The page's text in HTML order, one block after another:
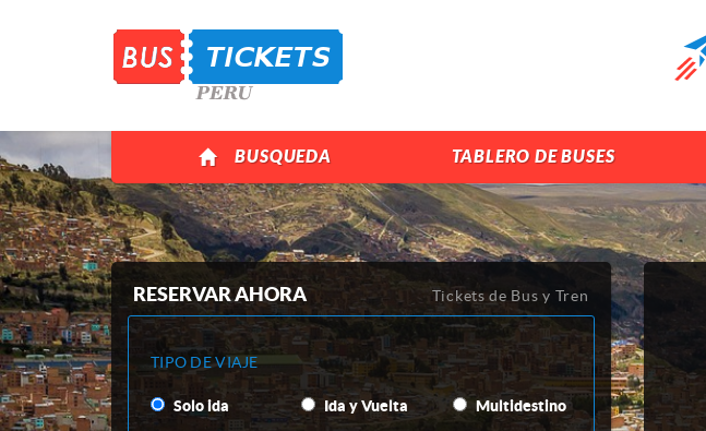
BUSQUEDA TABLERO DE BUSES
RESERVAR AHORA Tickets de Bus y Tren
TIPO DE VIAJE
Solo ida Ida y Vuelta Multidestino